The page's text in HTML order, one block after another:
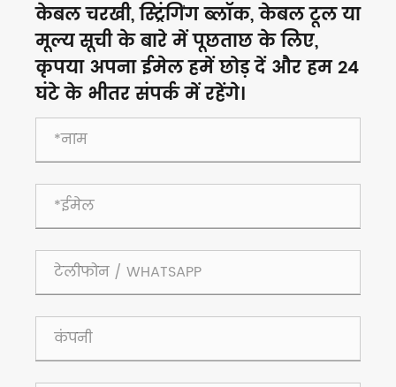
केबल चरखी, स्ट्रिंगिंग ब्लॉक, केबल टूल या
मूल्य सूची के बारे में पूछताछ के लिए,
कृपया अपना ईमेल हमें छोड़ दें और हम 24
घंटे के भीतर संपर्क में रहेंगे।